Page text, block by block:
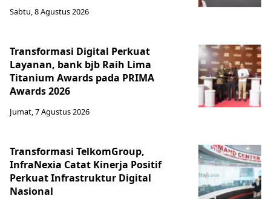
Sabtu, 8 Agustus 2026
Transformasi Digital Perkuat
Layanan, bank bjb Raih Lima
Titanium Awards pada PRIMA
Awards 2026
Jumat, 7 Agustus 2026
Transformasi TelkomGroup,
InfraNexia Catat Kinerja Positif
Perkuat Infrastruktur Digital
Nasional